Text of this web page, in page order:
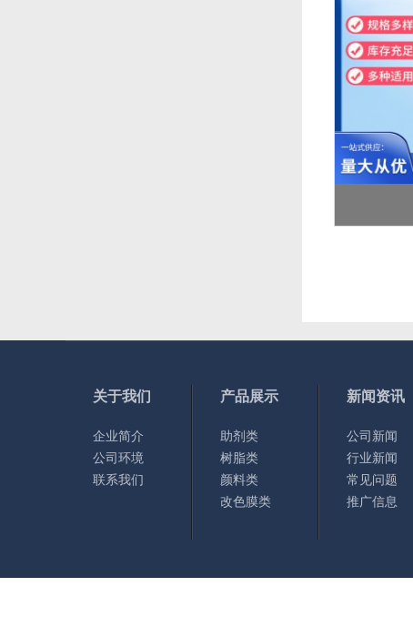
关于我们
企业简介
公司环境
联系我们
产品展示
助剂类
树脂类
颜料类
改色膜类
新闻资讯
公司新闻
行业新闻
常见问题
推广信息